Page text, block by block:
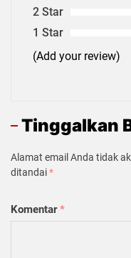
2 Star
1 Star
(Add your review)
Tinggalkan
Alamat email Anda tidak
ditandai*
Komentar*